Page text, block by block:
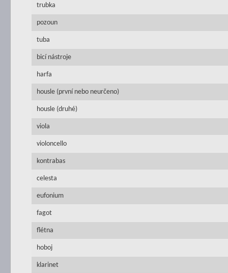
trubka
pozoun
tuba
bicí nástroje
harfa
housle (první nebo neurčeno)
housle (druhé)
viola
violoncello
kontrabas
celesta
eufonium
fagot
flétna
hoboj
klarinet